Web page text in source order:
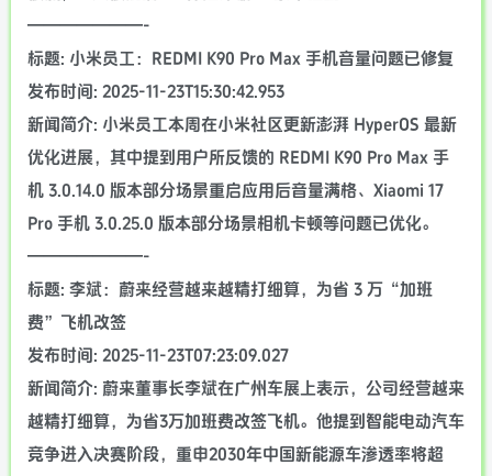
———————-
标题: 小米员工：REDMI K90 Pro Max 手机音量问题已修复
发布时间: 2025-11-23T15:30:42.953
新闻简介: 小米员工本周在小米社区更新澎湃 HyperOS 最新
优化进展，其中提到用户所反馈的 REDMI K90 Pro Max 手
机 3.0.14.0 版本部分场景重启应用后音量满格、Xiaomi 17
Pro 手机 3.0.25.0 版本部分场景相机卡顿等问题已优化。
———————-
标题: 李斌：蔚来经营越来越精打细算，为省 3 万“加班
费”飞机改签
发布时间: 2025-11-23T07:23:09.027
新闻简介: 蔚来董事长李斌在广州车展上表示，公司经营越来
越精打细算，为省3万加班费改签飞机。他提到智能电动汽车
竞争进入决赛阶段，重申2030年中国新能源车渗透率将超